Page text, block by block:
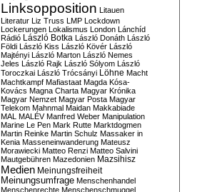
Linksopposition Litauen
Literatur Liz Truss LMP Lockdown
Lockerungen Lokalismus London Lánchíd
Rádió
László Botka László Donáth László
Földi László Kiss László Kövér László
Majtényi László Marton László Nemes
Jeles László Rajk László Sólyom László
Toroczkai László Trócsányi Löhne Macht
Machtkampf Mafiastaat Magda Kósa-
Kovács Magna Charta Magyar Krónika
Magyar Nemzet Magyar Posta Magyar
Telekom Mahnmal Maidan Makkabiade
MAL MALÉV Manfred Weber Manipulation
Marine Le Pen Mark Rutte Marktdogmen
Martin Reinke Martin Schulz Massaker in
Kenia Masseneinwanderung Mateusz
Morawiecki Matteo Renzi Matteo Salvini
Mautgebühren Mazedonien Mazsihisz
Medien Meinungsfreiheit
Meinungsumfrage Menschenhandel
Menschenrechte Menschenschmuggel